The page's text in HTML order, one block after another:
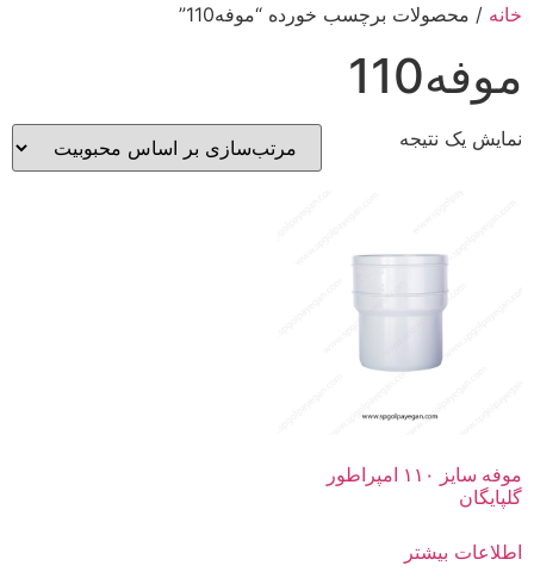
خانه / محصولات برچسب خورده “موفه110”
موفه110
نمایش یک نتیجه
موفه سایز ۱۱۰ امپراطور
گلپایگان
اطلاعات بیشتر